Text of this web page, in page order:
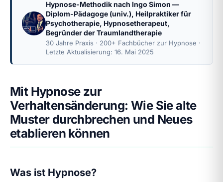
Hypnose-Methodik nach Ingo Simon —
Diplom-Pädagoge (univ.), Heilpraktiker für
Psychotherapie, Hypnosetherapeut,
Begründer der Traumlandtherapie
30 Jahre Praxis · 200+ Fachbücher zur Hypnose ·
Letzte Aktualisierung: 16. Mai 2025
Mit Hypnose zur
Verhaltensänderung: Wie Sie alte
Muster durchbrechen und Neues
etablieren können
Was ist Hypnose?